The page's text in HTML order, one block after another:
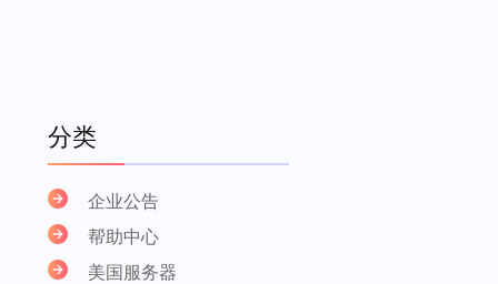
分类
企业公告
帮助中心
美国服务器